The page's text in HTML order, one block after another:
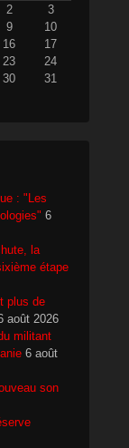
2
3
9
10
16
17
23
24
30
31
: "Les
6
la
étape
plus de
août 2026
militant
6 août
son